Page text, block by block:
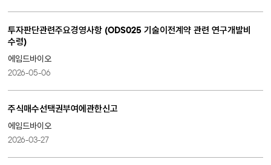
투자판단관련주요경영사항 (ODS025 기술이전계약 관련 연구개발비
수령)
에임드바이오
2026-05-06
주식매수선택권부여에관한신고
에임드바이오
2026-03-27